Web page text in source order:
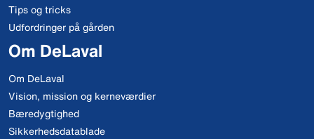
Tips og tricks
Udfordringer på gården
Om DeLaval
Om DeLaval
Vision, mission og kerneværdier
Bæredygtighed
Sikkerhedsdatablade